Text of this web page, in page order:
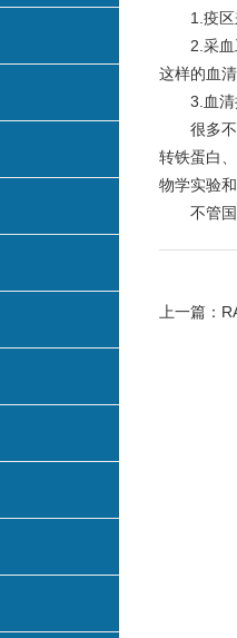
1.疫区来
2.采血工
这样的血
3.血清
很多不法
转铁蛋白
物学实验
不管国内
上一篇：